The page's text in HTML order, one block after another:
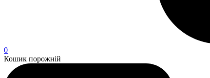
0
Кошик порожній